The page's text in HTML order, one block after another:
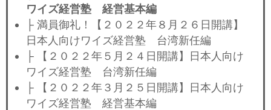
ワイズ経営塾 経営基本編
├ 満員御礼！【２０２２年８月２６日開講】
日本人向けワイズ経営塾 台湾新任編
├ 【２０２２年５月２４日開講】日本人向け
ワイズ経営塾 台湾新任編
├ 【２０２２年３月２５日開講】日本人向け
ワイズ経営塾 経営基本編